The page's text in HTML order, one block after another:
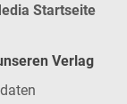
Startseite
Verlag